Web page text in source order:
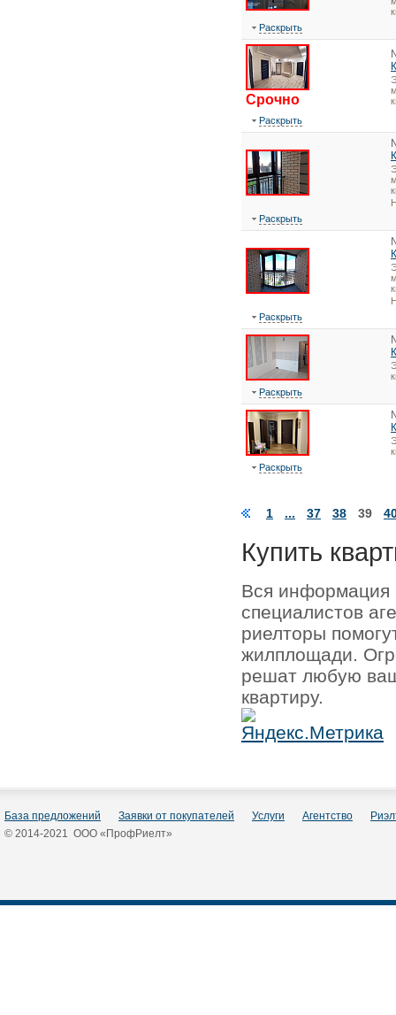
Раскрыть
Срочно
Раскрыть
Раскрыть
Раскрыть
Раскрыть
Раскрыть
1 ... 37 38 39
Купить
Вся информация
специалистов
риелторы
жилплощади.
решат любую
квартиру.
База предложений Заявки от покупателей Услуги Агентство
© 2014-2021 ООО «ПрофРиелт»